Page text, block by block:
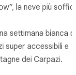
la neve più
settimana bianca di
super accessibili e
dei Carpazi.